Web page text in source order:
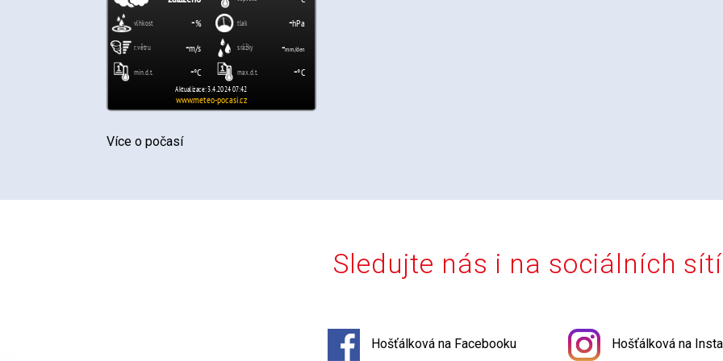
Více o počasí
Sledujte nás i na sociálních
Hošťálková na Facebooku Hošťálková na